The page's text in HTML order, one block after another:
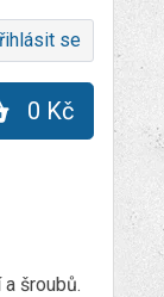
se
0 Kč
šroubů.